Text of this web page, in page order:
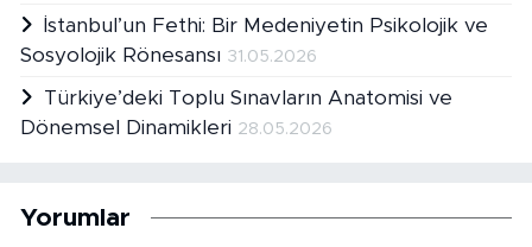
İstanbul’un Fethi: Bir Medeniyetin Psikolojik ve
Sosyolojik Rönesansı 31.05.2026
Türkiye’deki Toplu Sınavların Anatomisi ve
Dönemsel Dinamikleri 28.05.2026
Yorumlar